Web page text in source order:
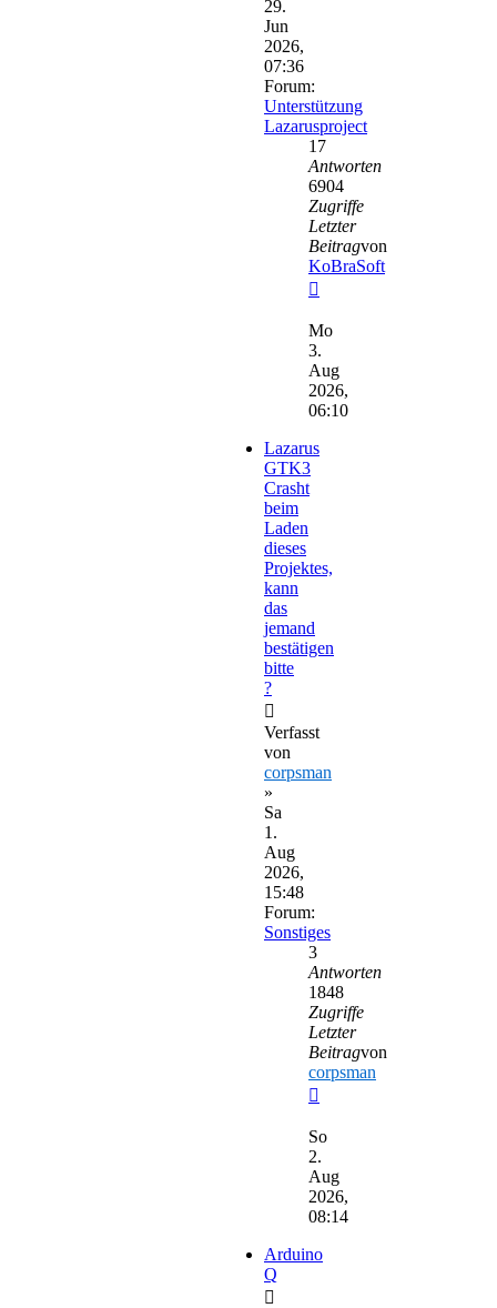
29.
Jun
2026,
07:36
Forum:
Unterstützung
Lazarusproject
17
Antworten
6904
Zugriffe
Letzter
Beitragvon
KoBraSoft
Beitrag
Mo
3.
Aug
2026,
06:10
Lazarus
GTK3
Crasht
beim
Laden
dieses
Projektes,
kann
das
jemand
bestätigen
bitte
?
Verfasst
von
corpsman
»
Sa
1.
Aug
2026,
15:48
Forum:
Sonstiges
3
Antworten
1848
Zugriffe
Letzter
Beitragvon
corpsman
Beitrag
So
2.
Aug
2026,
08:14
Arduino
Q